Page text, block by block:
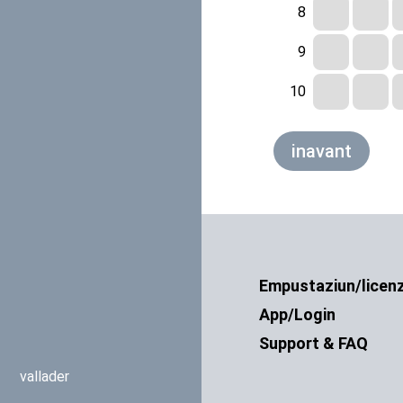
vallader
inavant
Empustaziun/
App/Login
Support & FAQ